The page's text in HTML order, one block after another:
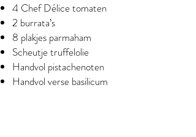
4 Chef Délice tomaten
2 burrata’s
8 plakjes parmaham
Scheutje truffelolie
Handvol pistachenoten
Handvol verse basilicum